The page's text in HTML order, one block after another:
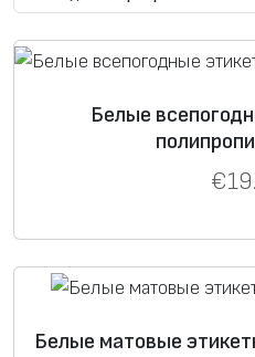
*E-mail
Белые
€
Белые матовые